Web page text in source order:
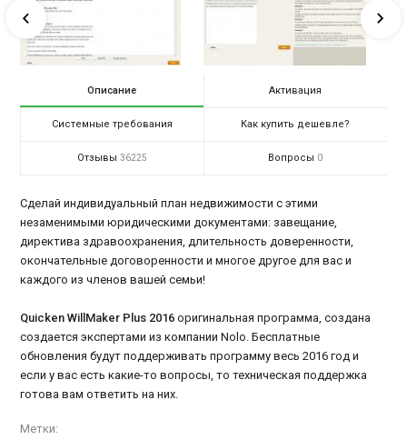
Описание Активация
Системные требования Как купить дешевле?
Отзывы 36225 Вопросы 0
Сделай индивидуальный план недвижимости с этими
незаменимыми юридическими документами: завещание,
директива здравоохранения, длительность доверенности,
окончательные договоренности и многое другое для вас и
каждого из членов вашей семьи!
Quicken WillMaker Plus 2016оригинальная программа, создана
создается экспертами из компании Nolo. Бесплатные
обновления будут поддерживать программу весь 2016 год и
если у вас есть какие-то вопросы, то техническая поддержка
готова вам ответить на них.
Метки: